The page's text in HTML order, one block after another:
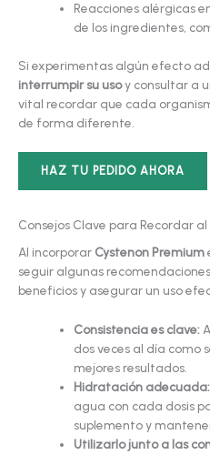
Reacciones alérgicas
de los ingredientes,
Si experimentas algún efecto
interrumpir su usoy consultar a
vital recordar que cada
de forma diferente.
HAZ TU PEDIDO AHORA
Consejos Clave para Recordar
Al incorporar Cystenon Premium
seguir algunas
beneficios y asegurar un uso
Consistencia es clave:
dos veces al día como
mejores resultados.
Hidratación adecuada:
agua con cada dosis
suplemento y
Utilizarlo junto a las